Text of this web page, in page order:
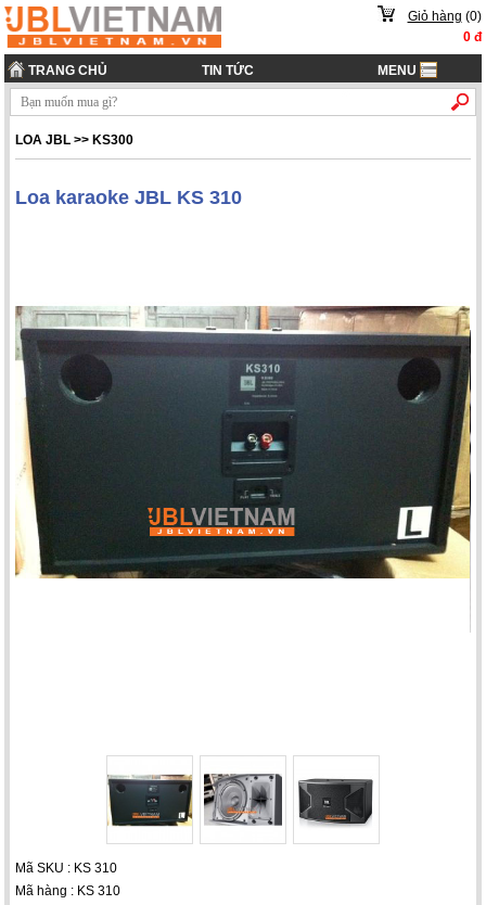
Giỏ hàng (0)
0đ
TRANG CHỦ TIN TỨC MENU
LOA JBL >> KS300
Loa karaoke JBL KS 310
Mã SKU : KS 310
Mã hàng : KS 310